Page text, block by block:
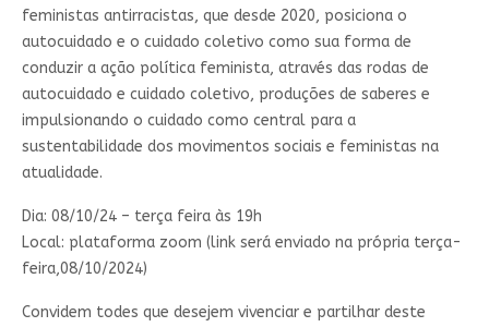
feministas antirracistas, que desde 2020, posiciona o
autocuidado e o cuidado coletivo como sua forma de
conduzir a ação política feminista, através das rodas de
autocuidado e cuidado coletivo, produções de saberes e
impulsionando o cuidado como central para a
sustentabilidade dos movimentos sociais e feministas na
atualidade.
Dia: 08/10/24 – terça feira às 19h
Local: plataforma zoom (link será enviado na própria terça-
feira,08/10/2024)
Convidem todes que desejem vivenciar e partilhar deste